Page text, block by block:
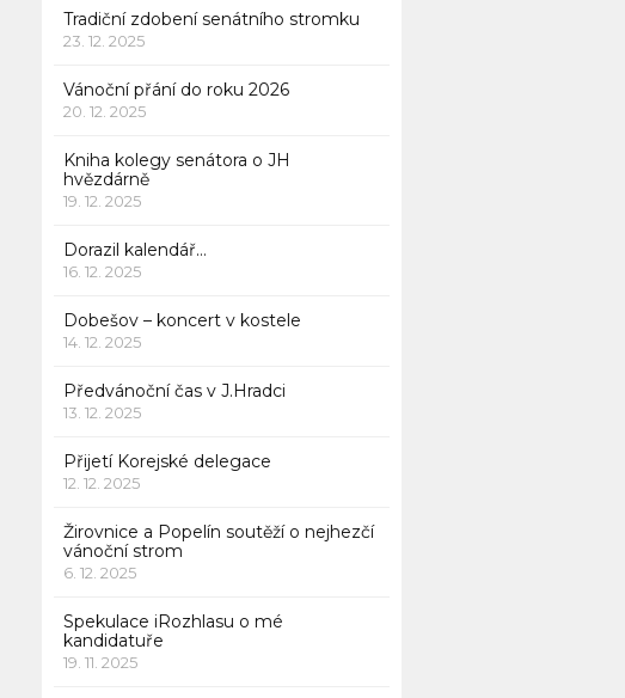
Tradiční zdobení senátního stromku
23. 12. 2025
Vánoční přání do roku 2026
20. 12. 2025
Kniha kolegy senátora o JH
hvězdárně
19. 12. 2025
Dorazil kalendář…
16. 12. 2025
Dobešov – koncert v kostele
14. 12. 2025
Předvánoční čas v J.Hradci
13. 12. 2025
Přijetí Korejské delegace
12. 12. 2025
Žirovnice a Popelín soutěží o nejhezčí
vánoční strom
6. 12. 2025
Spekulace iRozhlasu o mé
kandidatuře
19. 11. 2025